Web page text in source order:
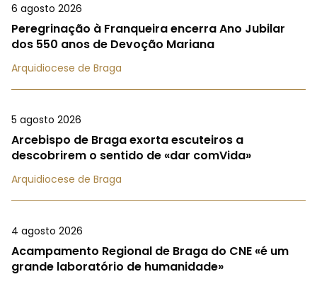
6 agosto 2026
Peregrinação à Franqueira encerra Ano Jubilar
dos 550 anos de Devoção Mariana
Arquidiocese de Braga
5 agosto 2026
Arcebispo de Braga exorta escuteiros a
descobrirem o sentido de «dar comVida»
Arquidiocese de Braga
4 agosto 2026
Acampamento Regional de Braga do CNE «é um
grande laboratório de humanidade»